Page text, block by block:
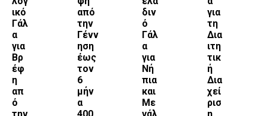
ικό
Γάλ
α
για
Βρ
έφ
η
απ
ό
από
την
Γένν
ηση
έως
τον
6
μήν
α
διν
ό
Γάλ
α
για
Νή
πια
και
Με
για
τη
Δια
ιτη
τικ
ή
Δια
χεί
ρισ